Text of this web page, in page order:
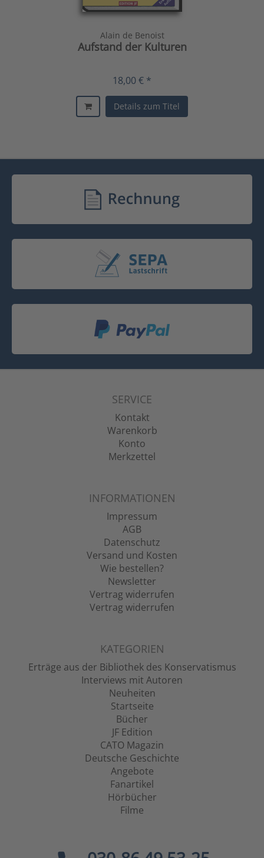
Alain de Benoist
Aufstand der Kulturen
18,00 € *
Details zum Titel
SERVICE
Kontakt
Warenkorb
Konto
Merkzettel
INFORMATIONEN
Impressum
AGB
Datenschutz
Versand und Kosten
Wie bestellen?
Newsletter
Vertrag widerrufen
Vertrag widerrufen
KATEGORIEN
Erträge aus der Bibliothek des Konservatismus
Interviews mit Autoren
Neuheiten
Startseite
Bücher
JF Edition
CATO Magazin
Deutsche Geschichte
Angebote
Fanartikel
Hörbücher
Filme